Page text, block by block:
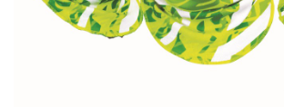
DRIVERS/PARTNERS